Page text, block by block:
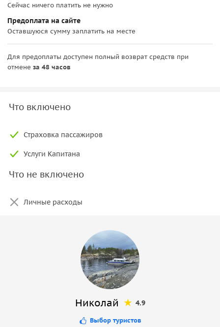
Сейчас ничего платить не нужно
Предоплата на сайте
Оставшуюся сумму заплатить на месте
Для предоплаты доступен полный возврат средств при
отмене за 48 часов
Что включено
Страховка пассажиров
Услуги Капитана
Что не включено
Личные расходы
Николай 4.9
Выбор туристов